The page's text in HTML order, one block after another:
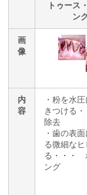
トゥース
ン
画
像
内
容
・粉を水
きつける
除去
・歯の表
る微細な
る・・・
ング